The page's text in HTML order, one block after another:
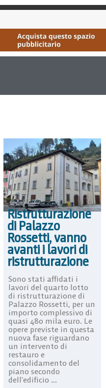
Ristrutturazione
di Palazzo
Rossetti, vanno
avanti i lavori di
ristrutturazione
Sono stati affidati i
lavori del quarto lotto
di ristrutturazione di
Palazzo Rossetti, per un
importo complessivo di
quasi 480 mila euro. Le
opere previste in questa
nuova fase riguardano
un intervento di
restauro e
consolidamento del
piano secondo
dell’edificio ...